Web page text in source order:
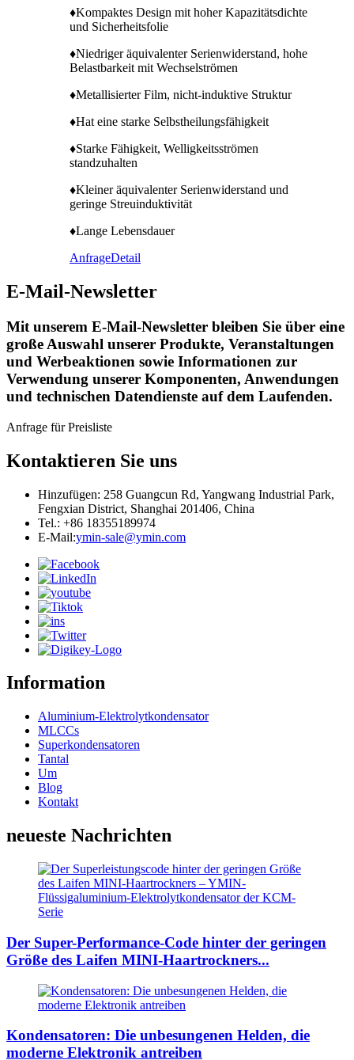
♦Kompaktes Design mit hoher Kapazitätsdichte
und Sicherheitsfolie
♦Niedriger äquivalenter Serienwiderstand, hohe
Belastbarkeit mit Wechselströmen
♦Metallisierter Film, nicht-induktive Struktur
♦Hat eine starke Selbstheilungsfähigkeit
♦Starke Fähigkeit, Welligkeitsströmen
standzuhalten
♦Kleiner äquivalenter Serienwiderstand und
geringe Streuinduktivität
♦Lange Lebensdauer
AnfrageDetail
E-Mail-Newsletter
Mit unserem E-Mail-Newsletter bleiben Sie über eine
große Auswahl unserer Produkte, Veranstaltungen
und Werbeaktionen sowie Informationen zur
Verwendung unserer Komponenten, Anwendungen
und technischen Datendienste auf dem Laufenden.
Anfrage für Preisliste
Kontaktieren Sie uns
Hinzufügen: 258 Guangcun Rd, Yangwang Industrial Park,
Fengxian District, Shanghai 201406, China
Tel.: +86 18355189974
E-Mail:ymin-sale@ymin.com
Information
Aluminium-Elektrolytkondensator
MLCCs
Superkondensatoren
Tantal
Um
Blog
Kontakt
neueste Nachrichten
Der Super-Performance-Code hinter der geringen
Größe des Laifen MINI-Haartrockners...
Kondensatoren: Die unbesungenen Helden, die
moderne Elektronik antreiben